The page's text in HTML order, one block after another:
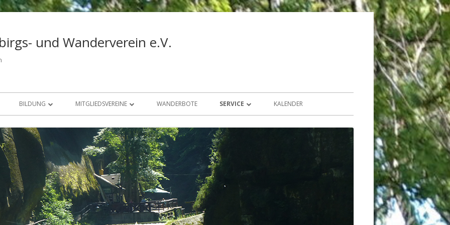
und Wanderverein e.V.
WANDERN MIT KINDERN
BILDUNG
NEWSLETTER 2/2024
NEWSLETTER 1/2024
NEWSLETTER 3/2023
NEWSLETTER 2/2023
DOKUMENTE
DWV-WANDERFÜHRER*IN ® –
AUSBILDUNG
DWV-WANDERFÜHRER*IN ® –
FORTBILDUNG
MITGLIEDSVEREINE
MITGLIED WERDEN
WANDERBOTE SERVICE KALENDER